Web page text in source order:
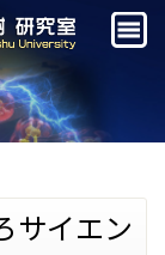
サイエン